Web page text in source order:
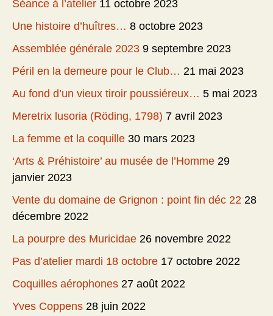
Séance à l’atelier 11 octobre 2023
Une histoire d’huîtres… 8 octobre 2023
Assemblée générale 2023 9 septembre 2023
Péril en la demeure pour le Club… 21 mai 2023
Au fond d’un vieux tiroir poussiéreux… 5 mai 2023
Meretrix lusoria (Röding, 1798) 7 avril 2023
La femme et la coquille 30 mars 2023
‘Arts & Préhistoire’ au musée de l’Homme 29
janvier 2023
Vente du domaine de Grignon : point fin déc 22 28
décembre 2022
La pourpre des Muricidae 26 novembre 2022
Pas d’atelier mardi 18 octobre 17 octobre 2022
Coquilles aérophones 27 août 2022
Yves Coppens 28 juin 2022